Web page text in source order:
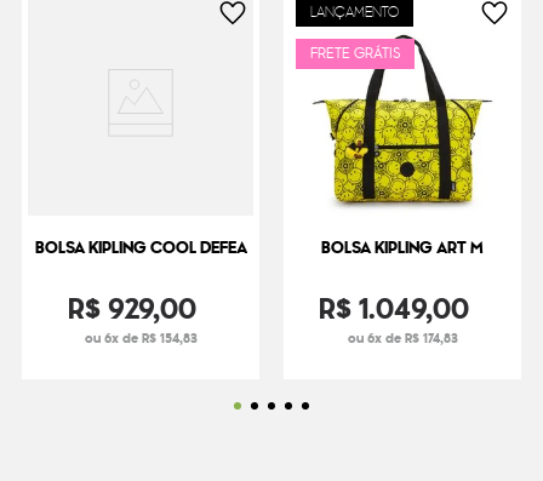
BOLSA KIPLING COOL DEFEA
R$929,00
ou 6x de R$ 154,83
LANÇAMENTO
FRETE GRÁTIS
BOLSA KIPLING ART M
R$1.049,00
ou 6x de R$ 174,83